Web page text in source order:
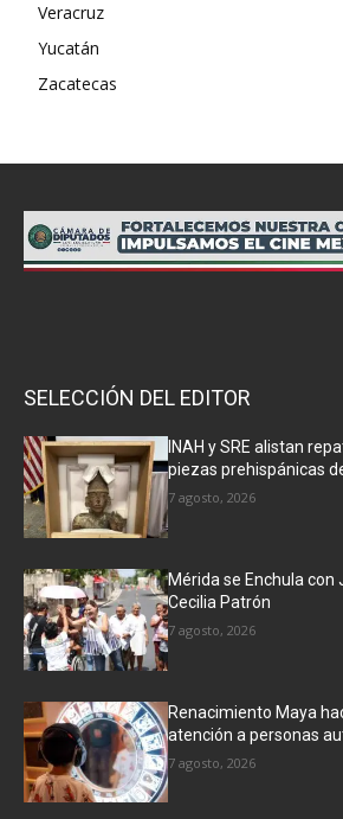
Veracruz
Yucatán
Zacatecas
SELECCIÓN DEL EDITOR
INAH y SRE alistan
piezas prehispánicas
7 agosto, 2026
Mérida se Enchula con
Cecilia Patrón
7 agosto, 2026
Renacimiento Maya
atención a personas
7 agosto, 2026